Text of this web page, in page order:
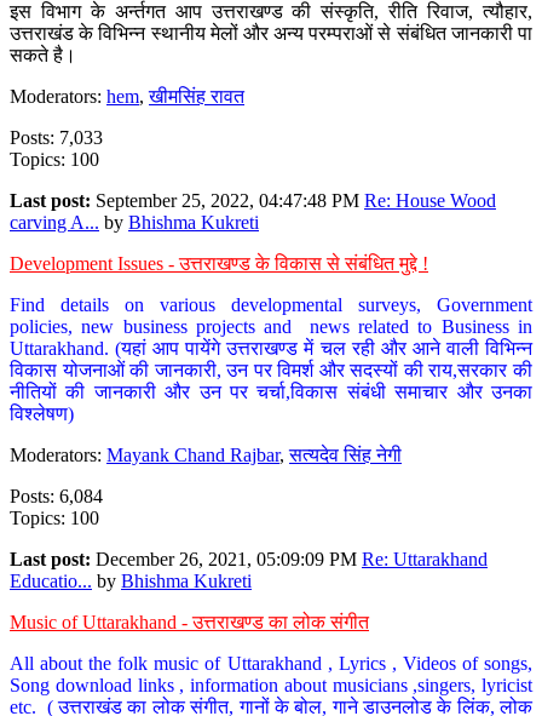
इस विभाग के अर्न्तगत आप उत्तराखण्ड की संस्कृति, रीति रिवाज, त्यौहार,
उत्तराखंड के विभिन्न स्थानीय मेलों और अन्य परम्पराओं से संबंधित जानकारी पा
सकते है।
Moderators: hem,खीमसिंह रावत
Posts: 7,033
Topics: 100
Last post: September 25, 2022, 04:47:48 PM Re: House Wood
carving A... by Bhishma Kukreti
Development Issues - उत्तराखण्ड के विकास से संबंधित मुद्दे !
Find details on various developmental surveys, Government
policies, new business projects and news related to Business in
Uttarakhand. (यहां आप पायेंगे उत्तराखण्ड में चल रही और आने वाली विभिन्न
विकास योजनाओं की जानकारी, उन पर विमर्श और सदस्यों की राय,सरकार की
नीतियों की जानकारी और उन पर चर्चा,विकास संबंधी समाचार और उनका
विश्लेषण)
Moderators: Mayank Chand Rajbar,सत्यदेव सिंह नेगी
Posts: 6,084
Topics: 100
Last post: December 26, 2021, 05:09:09 PM Re: Uttarakhand
Educatio... by Bhishma Kukreti
Music of Uttarakhand - उत्तराखण्ड का लोक संगीत
All about the folk music of Uttarakhand , Lyrics , Videos of songs,
Song download links , information about musicians ,singers, lyricist
etc. ( उत्तराखंड का लोक संगीत, गानों के बोल, गाने डाउनलोड के लिंक, लोक